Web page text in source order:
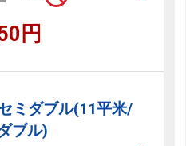
円
ミダブル(11平米/
ブル)